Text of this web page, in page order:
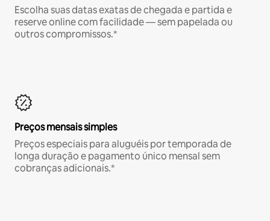
Escolha suas datas exatas de chegada e partida e
reserve online com facilidade — sem papelada ou
outros compromissos.*
Preços mensais simples
Preços especiais para aluguéis por temporada de
longa duração e pagamento único mensal sem
cobranças adicionais.*